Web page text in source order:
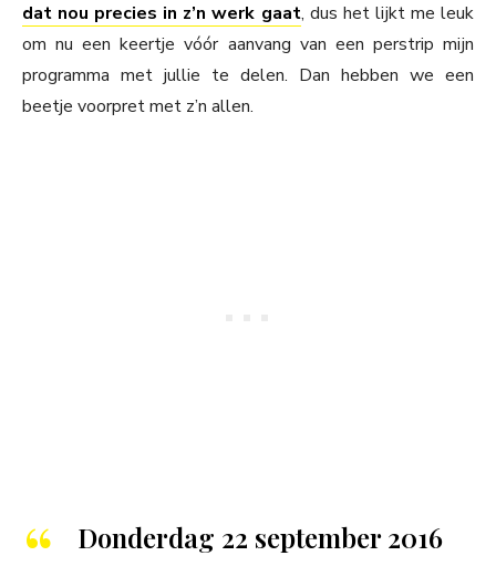
dat nou precies in z’n werk gaat, dus het lijkt me leuk
om nu een keertje vóór aanvang van een perstrip mijn
programma met jullie te delen. Dan hebben we een
beetje voorpret met z’n allen.
Donderdag 22 september 2016